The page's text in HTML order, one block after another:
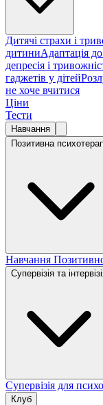
Дитячі страхи і
дитиниАдаптація
депресія і
гаджетів у дітей
не хоче вчитися
Ціни
Тести
Навчання
Позитивна
Навчання
Супервізія та
Супервізія для
Клуб